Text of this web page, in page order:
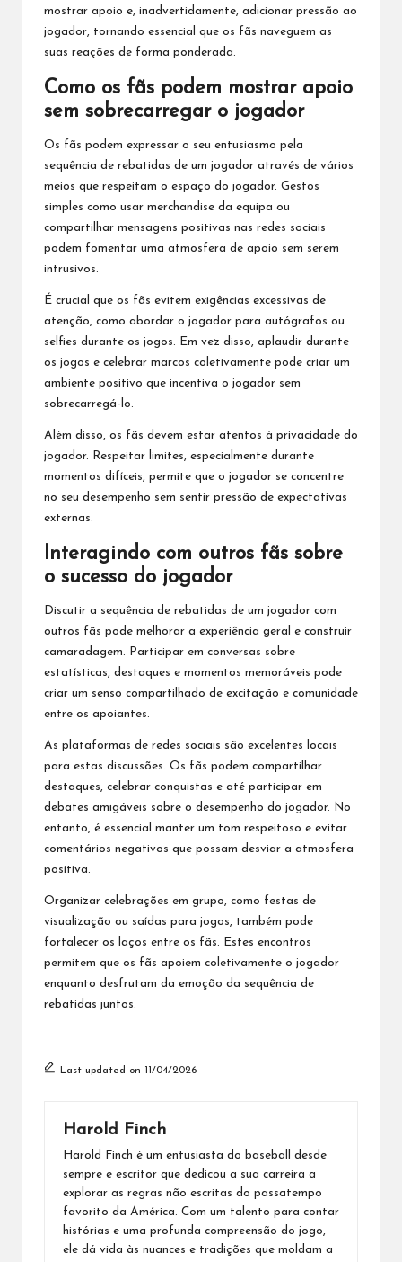
mostrar apoio e, inadvertidamente, adicionar pressão ao
jogador, tornando essencial que os fãs naveguem as
suas reações de forma ponderada.
Como os fãs podem mostrar apoio
sem sobrecarregar o jogador
Os fãs podem expressar o seu entusiasmo pela
sequência de rebatidas de um jogador através de vários
meios que respeitam o espaço do jogador. Gestos
simples como usar merchandise da equipa ou
compartilhar mensagens positivas nas redes sociais
podem fomentar uma atmosfera de apoio sem serem
intrusivos.
É crucial que os fãs evitem exigências excessivas de
atenção, como abordar o jogador para autógrafos ou
selfies durante os jogos. Em vez disso, aplaudir durante
os jogos e celebrar marcos coletivamente pode criar um
ambiente positivo que incentiva o jogador sem
sobrecarregá-lo.
Além disso, os fãs devem estar atentos à privacidade do
jogador. Respeitar limites, especialmente durante
momentos difíceis, permite que o jogador se concentre
no seu desempenho sem sentir pressão de expectativas
externas.
Interagindo com outros fãs sobre
o sucesso do jogador
Discutir a sequência de rebatidas de um jogador com
outros fãs pode melhorar a experiência geral e construir
camaradagem. Participar em conversas sobre
estatísticas, destaques e momentos memoráveis pode
criar um senso compartilhado de excitação e comunidade
entre os apoiantes.
As plataformas de redes sociais são excelentes locais
para estas discussões. Os fãs podem compartilhar
destaques, celebrar conquistas e até participar em
debates amigáveis sobre o desempenho do jogador. No
entanto, é essencial manter um tom respeitoso e evitar
comentários negativos que possam desviar a atmosfera
positiva.
Organizar celebrações em grupo, como festas de
visualização ou saídas para jogos, também pode
fortalecer os laços entre os fãs. Estes encontros
permitem que os fãs apoiem coletivamente o jogador
enquanto desfrutam da emoção da sequência de
rebatidas juntos.
Last updated on 11/04/2026
Harold Finch
Harold Finch é um entusiasta do baseball desde
sempre e escritor que dedicou a sua carreira a
explorar as regras não escritas do passatempo
favorito da América. Com um talento para contar
histórias e uma profunda compreensão do jogo,
ele dá vida às nuances e tradições que moldam a